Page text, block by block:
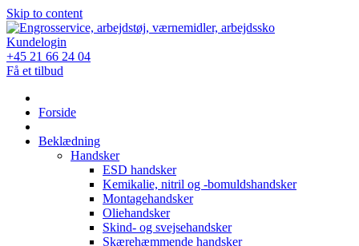
Skip to content
Kundelogin
+45 21 66 24 04
Få et tilbud
Forside
Beklædning
Handsker
ESD handsker
Kemikalie, nitril og -bomuldshandsker
Montagehandsker
Oliehandsker
Skind- og svejsehandsker
Skærehæmmende handsker